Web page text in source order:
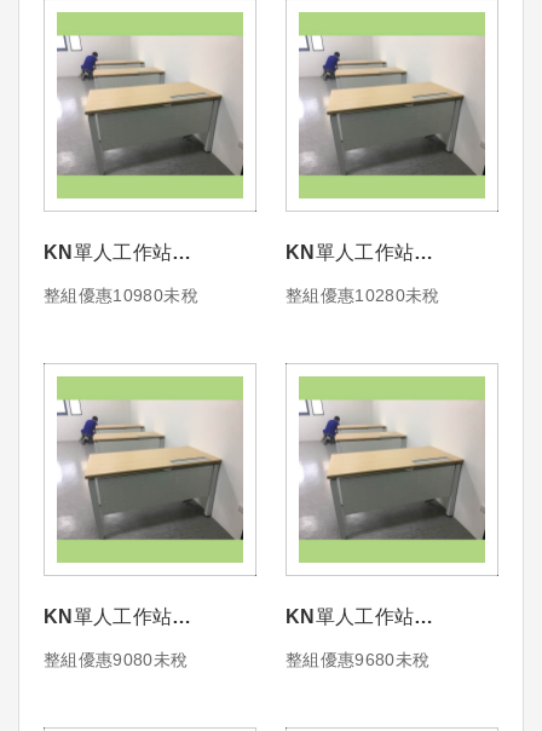
KN單人工作站
180*70+前檔板+桌上線
整組優惠10980未稅
KN單人工作站
160*70+前檔板+桌上線
整組優惠10280未稅
KN單人工作站
120*70+前檔板+桌上線
整組優惠9080未稅
KN單人工作站
140*70+前檔板+桌上線
整組優惠9680未稅